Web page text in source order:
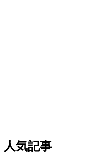
人気記事